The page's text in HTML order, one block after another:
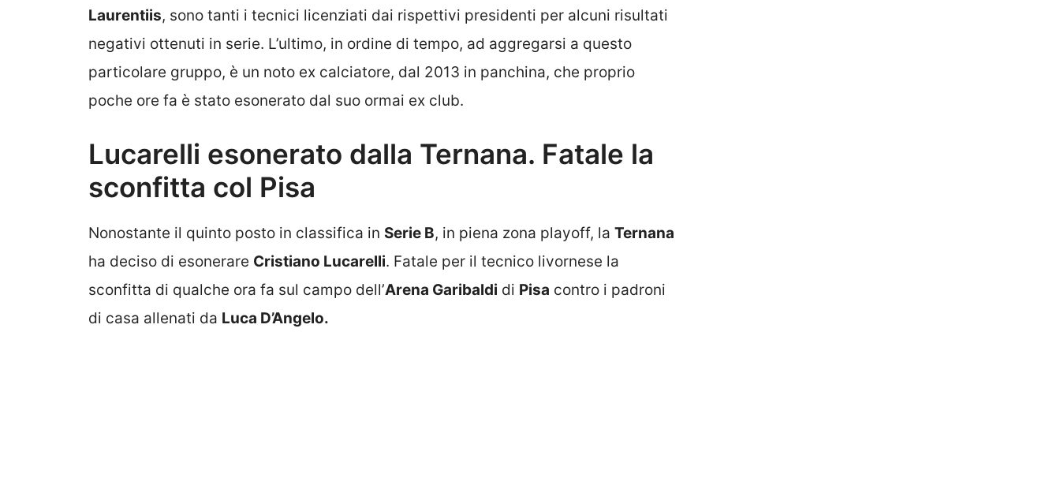
Laurentiis, sono tanti i tecnici licenziati dai rispettivi presidenti per alcuni risultati
negativi ottenuti in serie. L’ultimo, in ordine di tempo, ad aggregarsi a questo
particolare gruppo, è un noto ex calciatore, dal 2013 in panchina, che proprio
poche ore fa è stato esonerato dal suo ormai ex club.
Lucarelli esonerato dalla Ternana. Fatale la
sconfitta col Pisa
Nonostante il quinto posto in classifica in Serie B, in piena zona playoff, la Ternana
ha deciso di esonerare Cristiano Lucarelli. Fatale per il tecnico livornese la
sconfitta di qualche ora fa sul campo dell’Arena Garibaldi di Pisa contro i padroni
di casa allenati da Luca D’Angelo.